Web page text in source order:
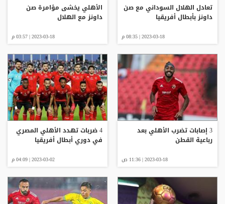
تعادل الهلال السوداني مع صن
داونز بأبطال أفريقيا
2023-03-18 | 08:35 م
الأهلي يخشى مؤامرة صن
داونز مع الهلال
2023-03-18 | 03:57 م
3 إصابات تضرب الأهلي بعد
رباعية القطن
2023-03-18 | 11:36 ص
4 ضربات تهدد الأهلي المصري
في دوري أبطال أفريقيا
2023-03-02 | 04:09 م